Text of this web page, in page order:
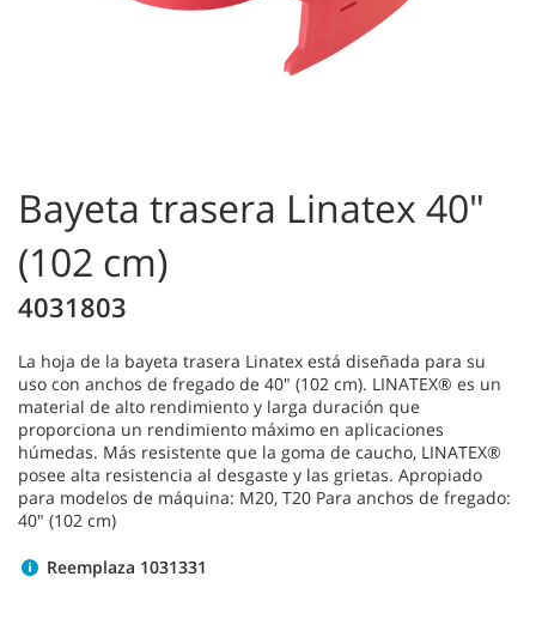
Bayeta trasera Linatex 40"
(102 cm)
4031803
La hoja de la bayeta trasera Linatex está diseñada para su
uso con anchos de fregado de 40" (102 cm). LINATEX® es un
material de alto rendimiento y larga duración que
proporciona un rendimiento máximo en aplicaciones
húmedas. Más resistente que la goma de caucho, LINATEX®
posee alta resistencia al desgaste y las grietas. Apropiado
para modelos de máquina: M20, T20 Para anchos de fregado:
40" (102 cm)
Reemplaza 1031331